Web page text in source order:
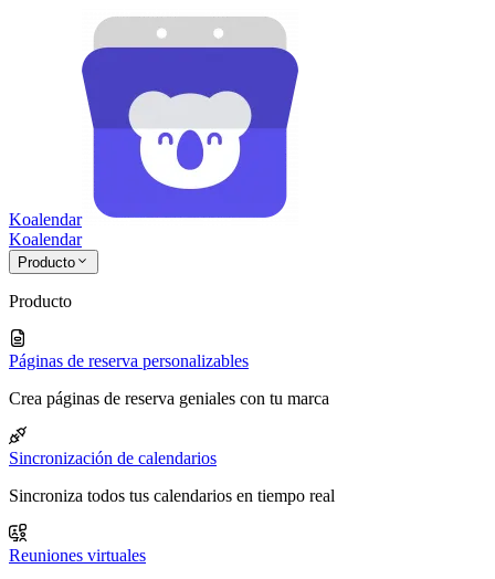
Koalendar
Koalendar
Producto
Producto
Páginas de reserva personalizables
Crea páginas de reserva geniales con tu marca
Sincronización de calendarios
Sincroniza todos tus calendarios en tiempo real
Reuniones virtuales